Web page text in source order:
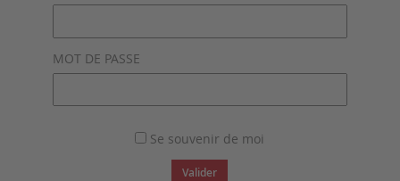
MOT DE PASSE
Se souvenir de moi
Valider